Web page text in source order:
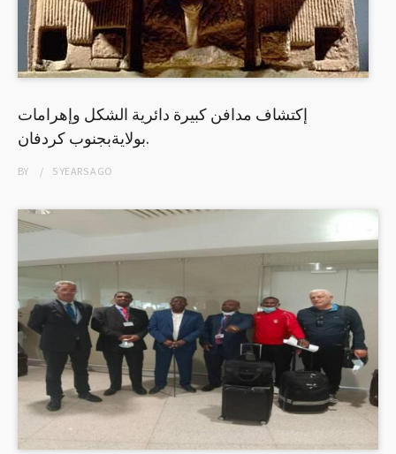
إكتشاف مدافن كبيرة دائرية الشكل وإهرامات
بولايةبجنوب كردفان.
BY 5 YEARSAGO